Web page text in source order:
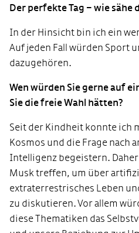
Der perfekte Tag – wie sähe
In der Hinsicht bin ich ein
Auf jeden Fall würden Sport
dazugehören.
Wen würden Sie gerne auf
Sie die freie Wahl hätten?
Seit der Kindheit konnte ich
Kosmos und die Frage nach
Intelligenz begeistern.
Musk treffen, um über
extraterrestrisches Leben
zu diskutieren. Vor allem
diese Thematiken das